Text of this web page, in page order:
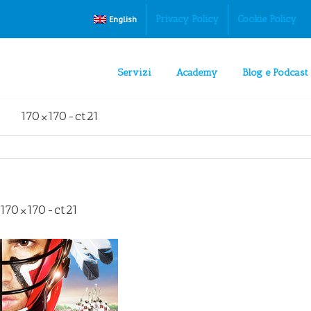
English Privacy Policy Cookie Policy
Servizi Academy Blog e Podcast
170×170-ct21
170×170-ct21